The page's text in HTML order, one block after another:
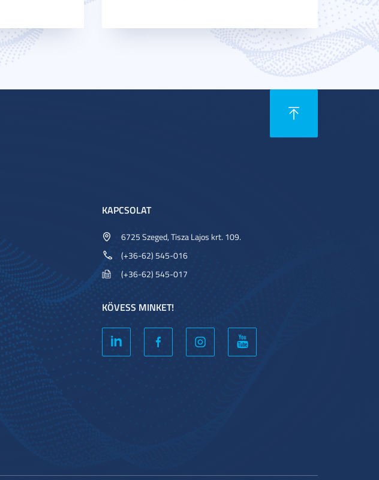
KAPCSOLAT
6725 Szeged, Tisza Lajos krt. 109.
(+36-62) 545-016
(+36-62) 545-017
KÖVESS MINKET!